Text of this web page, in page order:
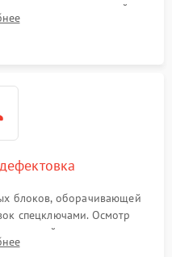
кольца отстройки
сколов, внутренних
блоков, оборачивающей
спецключами. Осмотр
пружин и
причин люфта, смещения